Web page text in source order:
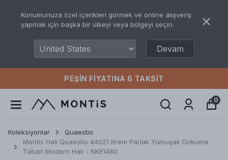
Konumunuza özel içerikleri görmek ve online alışveriş
yapmak için başka bir ülkeyi veya bölgeyi seçin.
Devam
PEŞIN FIYATINA 6 TAKSIT
0
Koleksiyonlar
Quaestio
Montis Halı Quaestio 44021 Krem Parlak Yumuşak Dokuma
Taban Modern Halı - NKE1480